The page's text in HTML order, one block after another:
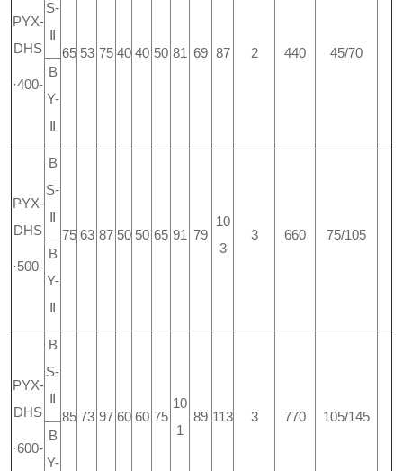
PYX-
DHS
·400-
S-
Ⅱ
65 53 75 40 40 50 81 69 87 2 440
45/70
B
Y-
Ⅱ
PYX-
DHS
·500-
B
S-
Ⅱ
75 63 87 50 50 65 91 79
10
3
3 660
75/105
B
Y-
Ⅱ
PYX-
DHS
·600-
B
S-
Ⅱ
85 73 97 60 60 75
10
1
89 113 3 770
105/145
B
Y-